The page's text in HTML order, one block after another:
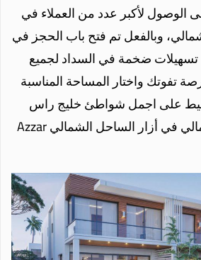
لأكبر عدد من العملاء في
وبالفعل تم فتح باب الحجز في
تسهيلات ضخمة في السداد لجميع
تفوتك واختار المساحة المناسبة
على اجمل شواطئ خليج راس
فيأزار الساحل الشماليAzzar